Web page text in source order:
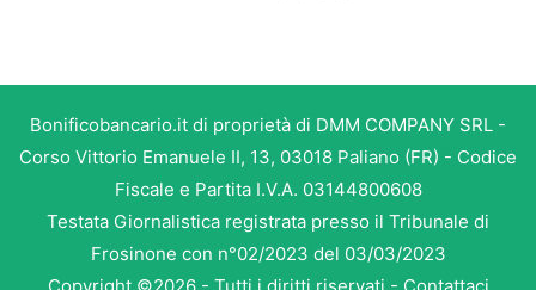
Bonificobancario.it di proprietà di DMM COMPANY SRL -
Corso Vittorio Emanuele II, 13, 03018 Paliano (FR) - Codice
Fiscale e Partita I.V.A. 03144800608
Testata Giornalistica registrata presso il Tribunale di
Frosinone con n°02/2023 del 03/03/2023
Copyright ©2026 - Tutti i diritti riservati - Contattaci